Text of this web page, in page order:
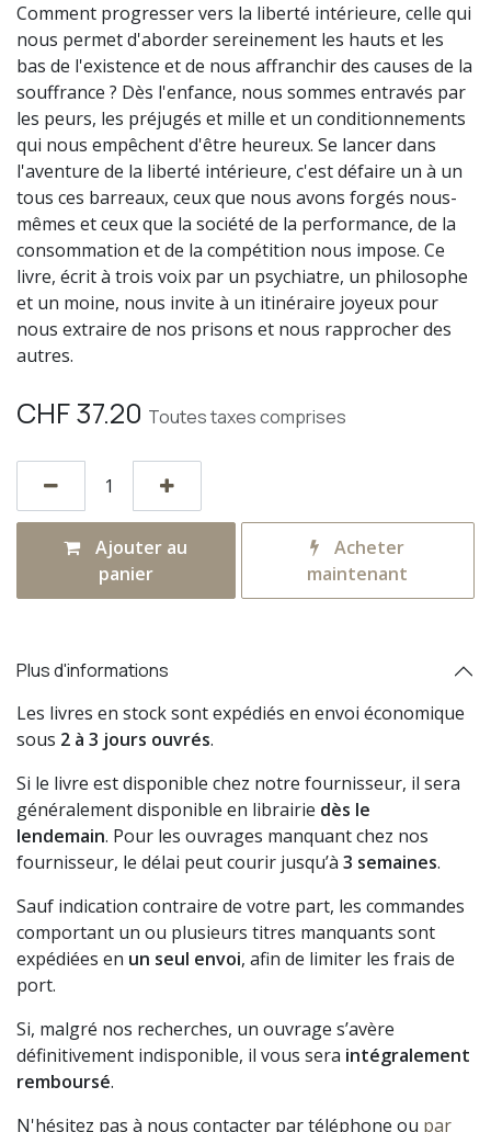
Comment progresser vers la liberté intérieure, celle qui
nous permet d'aborder sereinement les hauts et les
bas de l'existence et de nous affranchir des causes de la
souffrance ? Dès l'enfance, nous sommes entravés par
les peurs, les préjugés et mille et un conditionnements
qui nous empêchent d'être heureux. Se lancer dans
l'aventure de la liberté intérieure, c'est défaire un à un
tous ces barreaux, ceux que nous avons forgés nous-
mêmes et ceux que la société de la performance, de la
consommation et de la compétition nous impose. Ce
livre, écrit à trois voix par un psychiatre, un philosophe
et un moine, nous invite à un itinéraire joyeux pour
nous extraire de nos prisons et nous rapprocher des
autres.
CHF37.20 Toutes taxes comprises
Ajouter au
panier
Acheter
maintenant
Plus d'informations
Les livres en stock sont expédiés en envoi économique
sous 2 à 3 jours ouvrés.
Si le livre est disponible chez notre fournisseur, il sera
généralement disponible en librairie dès le
lendemain. Pour les ouvrages manquant chez nos
fournisseur, le délai peut courir jusqu’à 3 semaines.
Sauf indication contraire de votre part, les commandes
comportant un ou plusieurs titres manquants sont
expédiées en un seul envoi, afin de limiter les frais de
port.
Si, malgré nos recherches, un ouvrage s’avère
définitivement indisponible, il vous sera intégralement
remboursé.
N'hésitez pas à nous contacter par téléphone ou par